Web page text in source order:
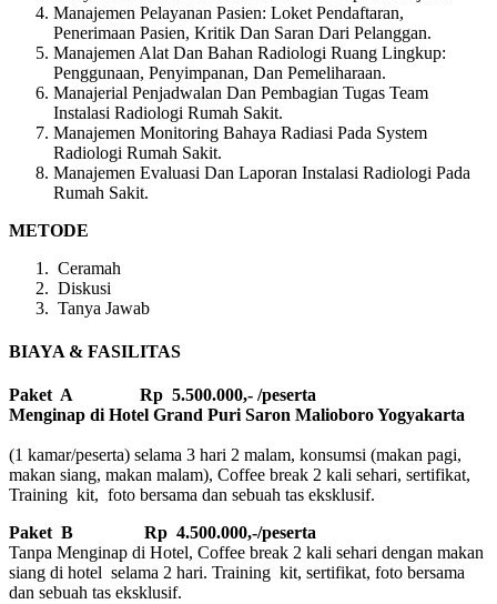
Manajemen Pelayanan Pasien: Loket Pendaftaran,
Penerimaan Pasien, Kritik Dan Saran Dari Pelanggan.
Manajemen Alat Dan Bahan Radiologi Ruang Lingkup:
Penggunaan, Penyimpanan, Dan Pemeliharaan.
Manajerial Penjadwalan Dan Pembagian Tugas Team
Instalasi Radiologi Rumah Sakit.
Manajemen Monitoring Bahaya Radiasi Pada System
Radiologi Rumah Sakit.
Manajemen Evaluasi Dan Laporan Instalasi Radiologi Pada
Rumah Sakit.
METODE
Ceramah
Diskusi
Tanya Jawab
BIAYA & FASILITAS
Paket A Rp 5.500.000,- /peserta
Menginap di Hotel Grand Puri Saron Malioboro Yogyakarta
(1 kamar/peserta) selama 3 hari 2 malam, konsumsi (makan pagi,
makan siang, makan malam), Coffee break 2 kali sehari, sertifikat,
Training kit, foto bersama dan sebuah tas eksklusif.
Paket B
Rp 4.500.000,-/peserta
Tanpa Menginap di Hotel, Coffee break 2 kali sehari dengan makan
siang di hotel selama 2 hari. Training kit, sertifikat, foto bersama
dan sebuah tas eksklusif.